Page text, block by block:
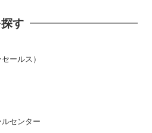
す
ールス）
センター